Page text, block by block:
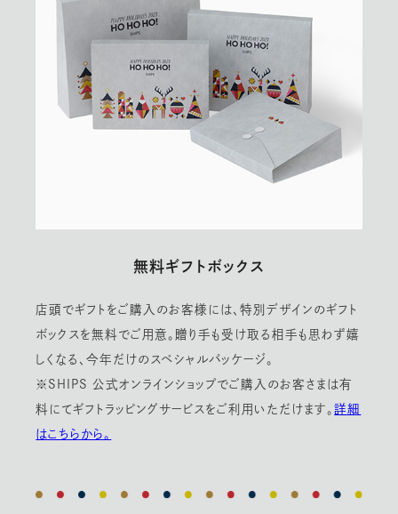
無料ギフトボックス
店頭でギフトをご購入のお客様には、特別デザインのギフト
ボックスを無料でご用意。贈り手も受け取る相手も思わず嬉
しくなる、今年だけのスペシャルパッケージ。
※SHIPS 公式オンラインショップでご購入のお客さまは有
料にてギフトラッピングサービスをご利用いただけます。詳細
はこちらから。